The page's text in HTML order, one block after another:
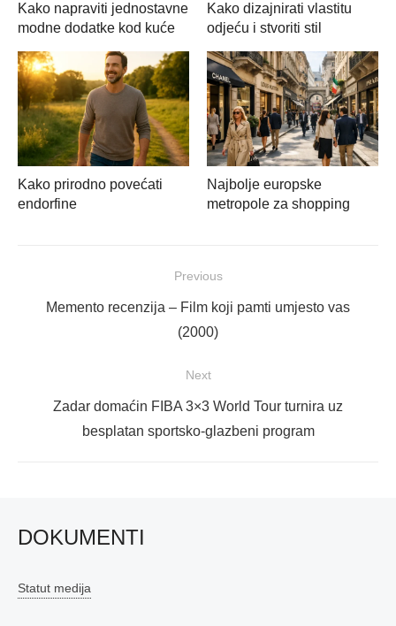
Kako napraviti jednostavne
modne dodatke kod kuće
Kako dizajnirati vlastitu
odjeću i stvoriti stil
Kako prirodno povećati
endorfine
Najbolje europske
metropole za shopping
objava
Previous
Previous
Memento recenzija – Film koji pamti umjesto vas
(2000)
Next
NextZadar domaćin FIBA 3×3 World Tour turnira uz
besplatan sportsko-glazbeni program
DOKUMENTI
Statut medija